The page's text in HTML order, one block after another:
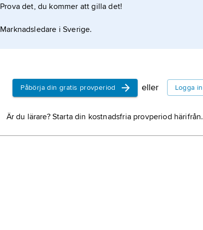
Prova det, du kommer att gilla det!
Marknadsledare i Sverige.
Påbörja din gratis provperiod eller Logga in
Är du lärare? Starta din kostnadsfria provperiod härifrån.